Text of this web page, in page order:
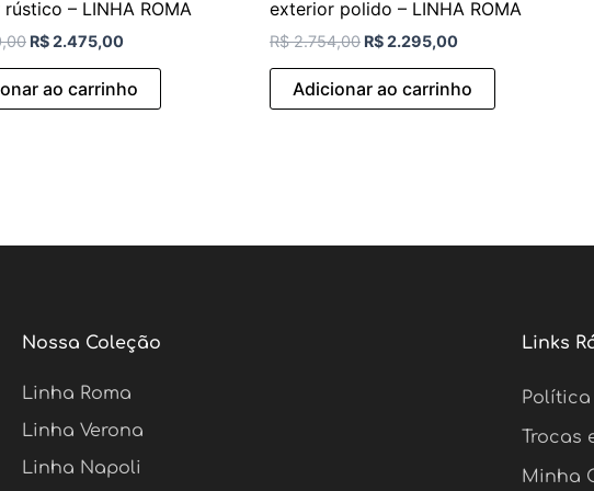
– LINHA ROMA
R$2.475,00
ao carrinho
exterior polido – LINHA ROMA
R$2.754,00 R$2.295,00
Adicionar ao carrinho
Nossa Coleção
Linha Roma
Linha Verona
Linha Napoli
Links
Trocas
Minha